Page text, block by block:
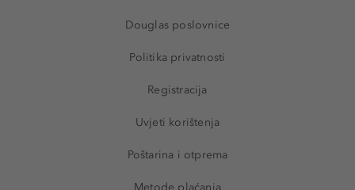
Douglas poslovnice
Politika privatnosti
Registracija
Uvjeti korištenja
Poštarina i otprema
Metode plaćanja